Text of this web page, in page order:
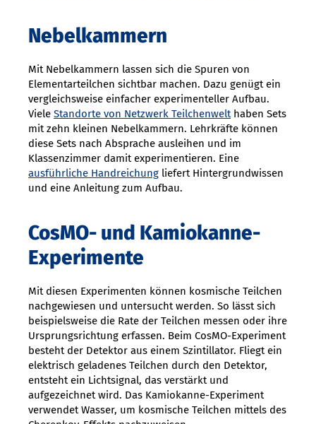
Nebelkammern
Mit Nebelkammern lassen sich die Spuren von
Elementarteilchen sichtbar machen. Dazu genügt ein
vergleichsweise einfacher experimenteller Aufbau.
Viele Standorte von Netzwerk Teilchenwelthaben Sets
mit zehn kleinen Nebelkammern. Lehrkräfte können
diese Sets nach Absprache ausleihen und im
Klassenzimmer damit experimentieren. Eine
ausführliche Handreichung liefert Hintergrundwissen
und eine Anleitung zum Aufbau.
CosMO- und Kamiokanne-
Experimente
Mit diesen Experimenten können kosmische Teilchen
nachgewiesen und untersucht werden. So lässt sich
beispielsweise die Rate der Teilchen messen oder ihre
Ursprungsrichtung erfassen. Beim CosMO-Experiment
besteht der Detektor aus einem Szintillator. Fliegt ein
elektrisch geladenes Teilchen durch den Detektor,
entsteht ein Lichtsignal, das verstärkt und
aufgezeichnet wird. Das Kamiokanne-Experiment
verwendet Wasser, um kosmische Teilchen mittels des